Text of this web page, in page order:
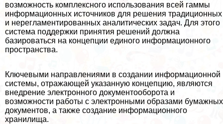
возможность комплексного использования всей гаммы
информационных источников для решения традиционных
и нерегламентированных аналитических задач. Для этого
система поддержки принятия решений должна
базироваться на концепции единого информационного
прострaнcтва.
Ключевыми направлениями в создании информационной
системы, отражающей указанную концепцию, являются
внедрение электронного документооборота и
возможности работы с электронными образами бумажных
документов, а также создание информационного
хранилища.